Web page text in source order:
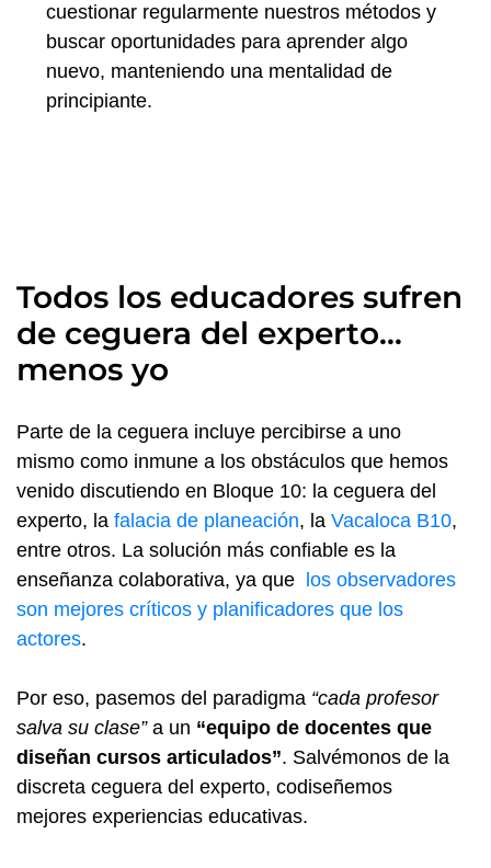
cuestionar regularmente nuestros métodos y
buscar oportunidades para aprender algo
nuevo, manteniendo una mentalidad de
principiante.
Todos los educadores sufren
de ceguera del experto…
menos yo
Parte de la ceguera incluye percibirse a uno
mismo como inmune a los obstáculos que hemos
venido discutiendo en Bloque 10: la ceguera del
experto, la falacia de planeación, la Vacaloca B10,
entre otros. La solución más confiable es la
enseñanza colaborativa, ya que
los observadores
son mejores críticos y planificadores que los
actores.
Por eso, pasemos del paradigma “cada profesor
salva su clase”a un “equipo de docentes que
diseñan cursos articulados”. Salvémonos de la
discreta ceguera del experto, codiseñemos
mejores experiencias educativas.